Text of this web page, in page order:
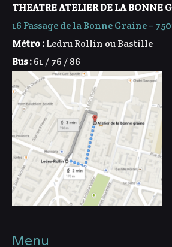
THEATRE ATELIER DE LA BONNE
16 Passage de la Bonne Graine –
Métro :Ledru Rollin ou Bastille
Bus :61 / 76 / 86
Menu